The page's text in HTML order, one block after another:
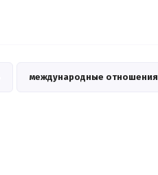
международные отношения